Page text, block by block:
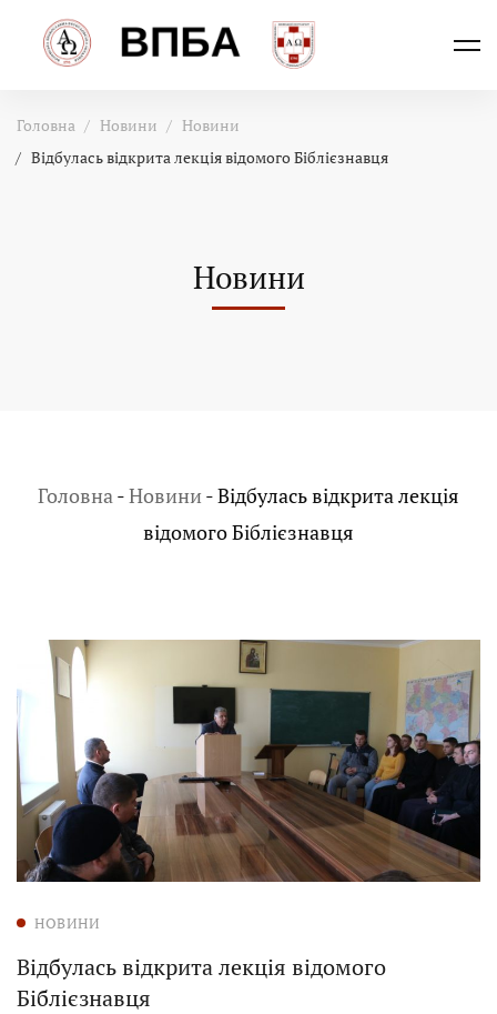
Головна Новини
Новини
Відбулась відкрита лекція відомого Біблієзнавця
Новини
Головна-Новини-Відбулась відкрита лекція
відомого Біблієзнавця
НОВИНИ
Відбулась відкрита лекція відомого
Біблієзнавця